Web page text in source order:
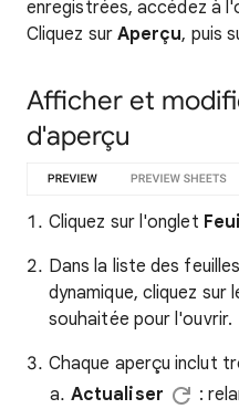
enregistrées, accédez à
Cliquez sur Aperçu, puis
Afficher et
d'aperçu
Cliquez sur l'onglet
Dans la liste des
dynamique, cliquez sur
souhaitée pour l'ouvrir.
Chaque aperçu inclut
Actualiser
: